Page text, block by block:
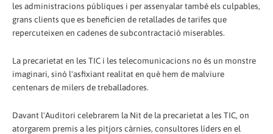
les administracions públiques i per assenyalar també els culpables,
grans clients que es beneficien de retallades de tarifes que
repercuteixen en cadenes de subcontractació miserables.
La precarietat en les TIC i les telecomunicacions no és un monstre
imaginari, sinó l'asfixiant realitat en què hem de malviure
centenars de milers de treballadores.
Davant l'Auditori celebrarem la Nit de la precarietat a les TIC, on
atorgarem premis a les pitjors càrnies, consultores líders en el